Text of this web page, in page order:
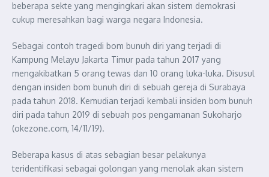
beberapa sekte yang mengingkari akan sistem demokrasi
cukup meresahkan bagi warga negara Indonesia.
Sebagai contoh tragedi bom bunuh diri yang terjadi di
Kampung Melayu Jakarta Timur pada tahun 2017 yang
mengakibatkan 5 orang tewas dan 10 orang luka-luka. Disusul
dengan insiden bom bunuh diri di sebuah gereja di Surabaya
pada tahun 2018. Kemudian terjadi kembali insiden bom bunuh
diri pada tahun 2019 di sebuah pos pengamanan Sukoharjo
(okezone.com, 14/11/19).
Beberapa kasus di atas sebagian besar pelakunya
teridentifikasi sebagai golongan yang menolak akan sistem